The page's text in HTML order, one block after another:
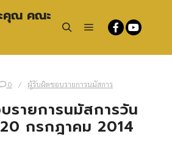
คุณ คณะ
0 ผู้รับผิดชอบรายการนมัสการ
รายการนมัสการวัน
กรกฎาคม 2014